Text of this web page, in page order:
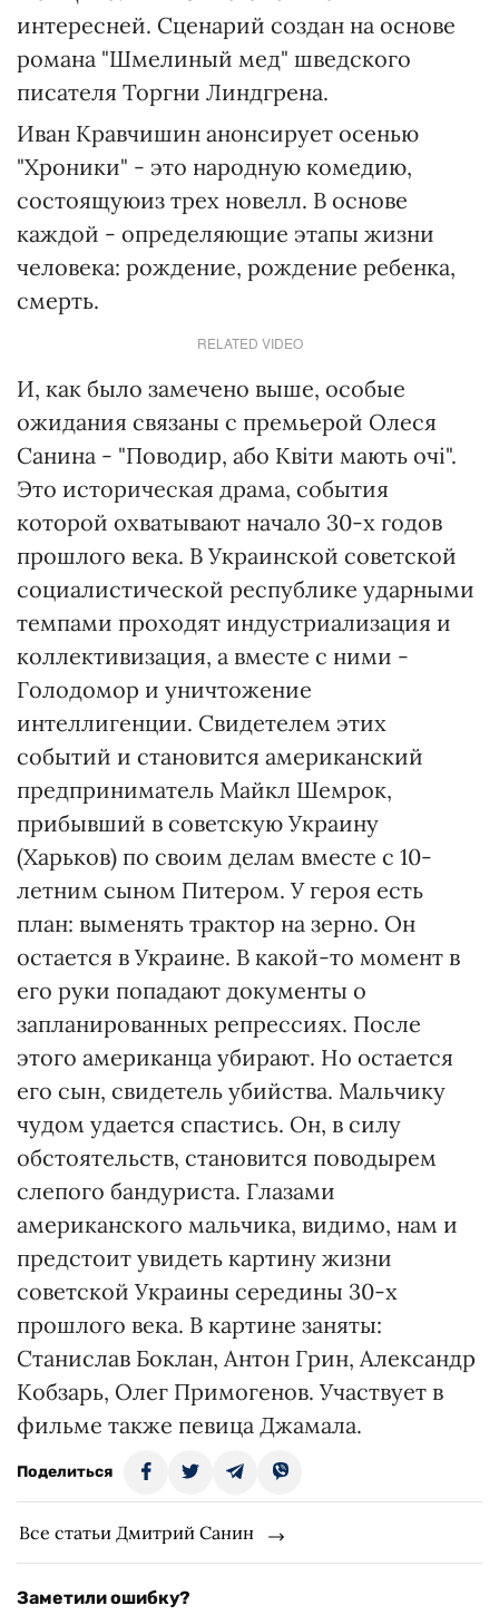
интересней. Сценарий создан на основе
романа "Шмелиный мед" шведского
писателя Торгни Линдгрена.
Иван Кравчишин анонсирует осенью
"Хроники" - это народную комедию,
состоящуюиз трех новелл. В основе
каждой - определяющие этапы жизни
человека: рождение, рождение ребенка,
смерть.
RELATED VIDEO
И, как было замечено выше, особые
ожидания связаны с премьерой Олеся
Санина - "Поводир, або Квіти мають очі".
Это историческая драма, события
которой охватывают начало 30-х годов
прошлого века. В Украинской советской
социалистической республике ударными
темпами проходят индустриализация и
коллективизация, а вместе с ними -
Голодомор и уничтожение
интеллигенции. Свидетелем этих
событий и становится американский
предприниматель Майкл Шемрок,
прибывший в советскую Украину
(Харьков) по своим делам вместе с 10-
летним сыном Питером. У героя есть
план: выменять трактор на зерно. Он
остается в Украине. В какой-то момент в
его руки попадают документы о
запланированных репрессиях. После
этого американца убирают. Но остается
его сын, свидетель убийства. Мальчику
чудом удается спастись. Он, в силу
обстоятельств, становится поводырем
слепого бандуриста. Глазами
американского мальчика, видимо, нам и
предстоит увидеть картину жизни
советской Украины середины 30-х
прошлого века. В картине заняты:
Станислав Боклан, Антон Грин, Александр
Кобзарь, Олег Примогенов. Участвует в
фильме также певица Джамала.
Поделиться
Все статьи Дмитрий Санин
Заметили ошибку?